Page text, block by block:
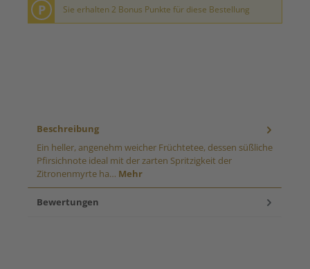
P Sie erhalten 2 Bonus Punkte für diese Bestellung
Beschreibung
Ein heller, angenehm weicher Früchtetee, dessen süßliche
Pfirsichnote ideal mit der zarten Spritzigkeit der
Zitronenmyrte ha… Mehr
Bewertungen